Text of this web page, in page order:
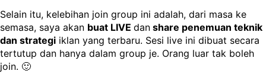
Selain itu, kelebihan join group ini adalah, dari masa ke
semasa, saya akan buat LIVE dan share penemuan teknik
dan strategi iklan yang terbaru. Sesi live ini dibuat secara
tertutup dan hanya dalam group je. Orang luar tak boleh
join. 🙂